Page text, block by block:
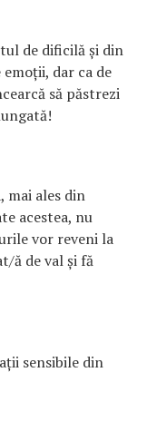
de dificilă și din
emoții, dar ca de
să păstrezi
mai ales din
acestea, nu
vor reveni la
ă de val și fă
sensibile din